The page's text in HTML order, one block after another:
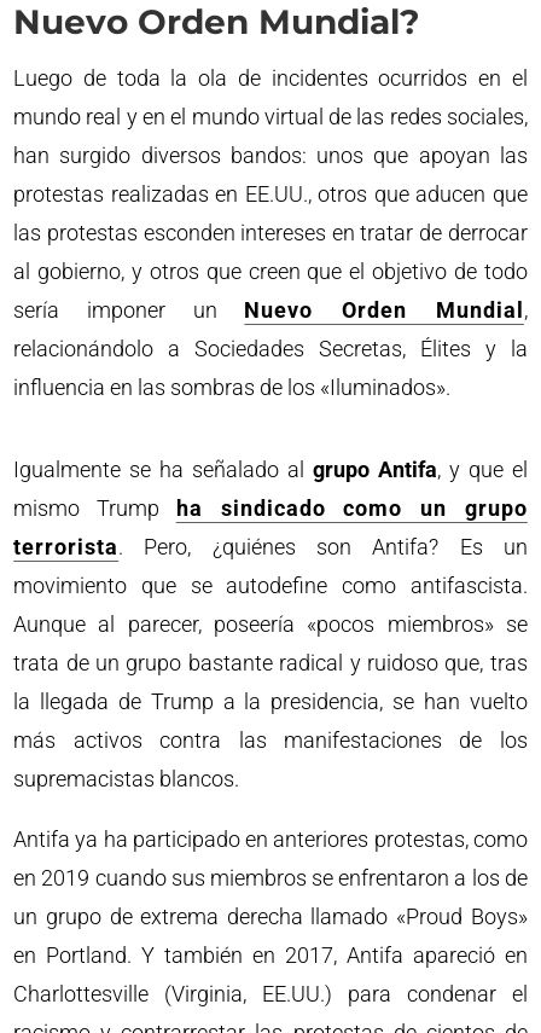
Nuevo Orden Mundial?
Luego de toda la ola de incidentes ocurridos en el
mundo real y en el mundo virtual de las redes sociales,
han surgido diversos bandos: unos que apoyan las
protestas realizadas en EE.UU., otros que aducen que
las protestas esconden intereses en tratar de derrocar
al gobierno, y otros que creen que el objetivo de todo
sería imponer un Nuevo Orden Mundial ,
relacionándolo a Sociedades Secretas, Élites y la
influencia en las sombras de los «Iluminados».
Igualmente se ha señalado al grupo Antifa, y que el
mismo Trump
ha sindicado como un grupo
terrorista. Pero, ¿quiénes son Antifa? Es un
movimiento que se autodefine como antifascista.
Aunque al parecer, poseería «pocos miembros» se
trata de un grupo bastante radical y ruidoso que, tras
la llegada de Trump a la presidencia, se han vuelto
más activos contra las manifestaciones de los
supremacistas blancos.
Antifa ya ha participado en anteriores protestas, como
en 2019 cuando sus miembros se enfrentaron a los de
un grupo de extrema derecha llamado «Proud Boys»
en Portland. Y también en 2017, Antifa apareció en
Charlottesville (Virginia, EE.UU.) para condenar el